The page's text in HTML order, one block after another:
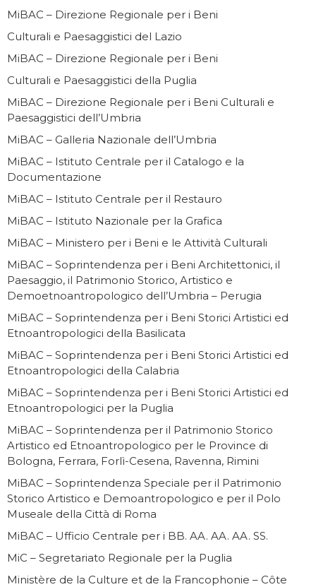
MiBAC – Direzione Regionale per i Beni
Culturali e Paesaggistici del Lazio
MiBAC – Direzione Regionale per i Beni
Culturali e Paesaggistici della Puglia
MiBAC – Direzione Regionale per i Beni Culturali e
Paesaggistici dell’Umbria
MiBAC – Galleria Nazionale dell’Umbria
MiBAC – Istituto Centrale per il Catalogo e la
Documentazione
MiBAC – Istituto Centrale per il Restauro
MiBAC – Istituto Nazionale per la Grafica
MiBAC – Ministero per i Beni e le Attività Culturali
MiBAC – Soprintendenza per i Beni Architettonici, il
Paesaggio, il Patrimonio Storico, Artistico e
Demoetnoantropologico dell’Umbria – Perugia
MiBAC – Soprintendenza per i Beni Storici Artistici ed
Etnoantropologici della Basilicata
MiBAC – Soprintendenza per i Beni Storici Artistici ed
Etnoantropologici della Calabria
MiBAC – Soprintendenza per i Beni Storici Artistici ed
Etnoantropologici per la Puglia
MiBAC – Soprintendenza per il Patrimonio Storico
Artistico ed Etnoantropologico per le Province di
Bologna, Ferrara, Forlì-Cesena, Ravenna, Rimini
MiBAC – Soprintendenza Speciale per il Patrimonio
Storico Artistico e Demoantropologico e per il Polo
Museale della Città di Roma
MiBAC – Ufficio Centrale per i BB. AA. AA. AA. SS.
MiC – Segretariato Regionale per la Puglia
Ministère de la Culture et de la Francophonie – Côte